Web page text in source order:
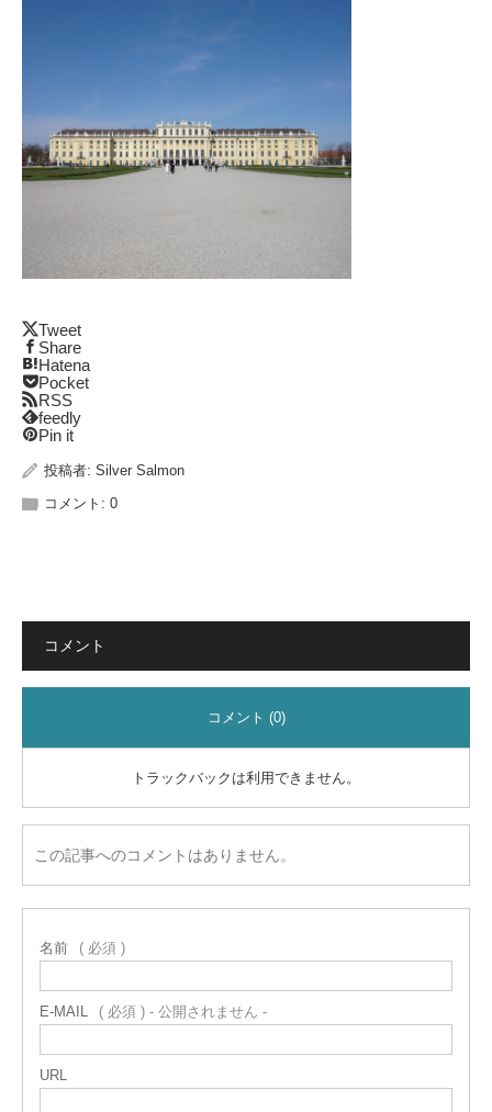
Tweet
Share
Hatena
Pocket
RSS
feedly
Pin it
投稿者: Silver Salmon
コメント: 0
コメント
コメント (0)
トラックバックは利用できません。
この記事へのコメントはありません。
名前 ( 必須 )
E-MAIL ( 必須 ) - 公開されません -
URL